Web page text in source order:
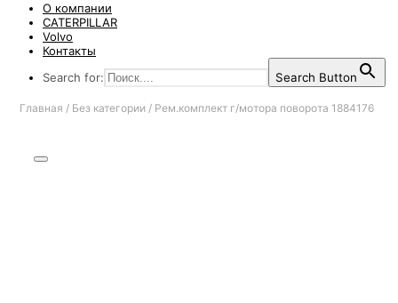
О компании
CATERPILLAR
Volvo
Контакты
Search for:
Search Button
Главная / Без категории / Рем.комплект г/мотора поворота 1884176